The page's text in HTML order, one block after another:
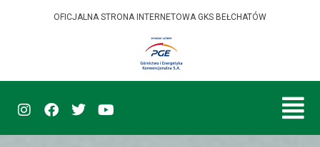
OFICJALNA STRONA INTERNETOWA GKS BEŁCHATÓW